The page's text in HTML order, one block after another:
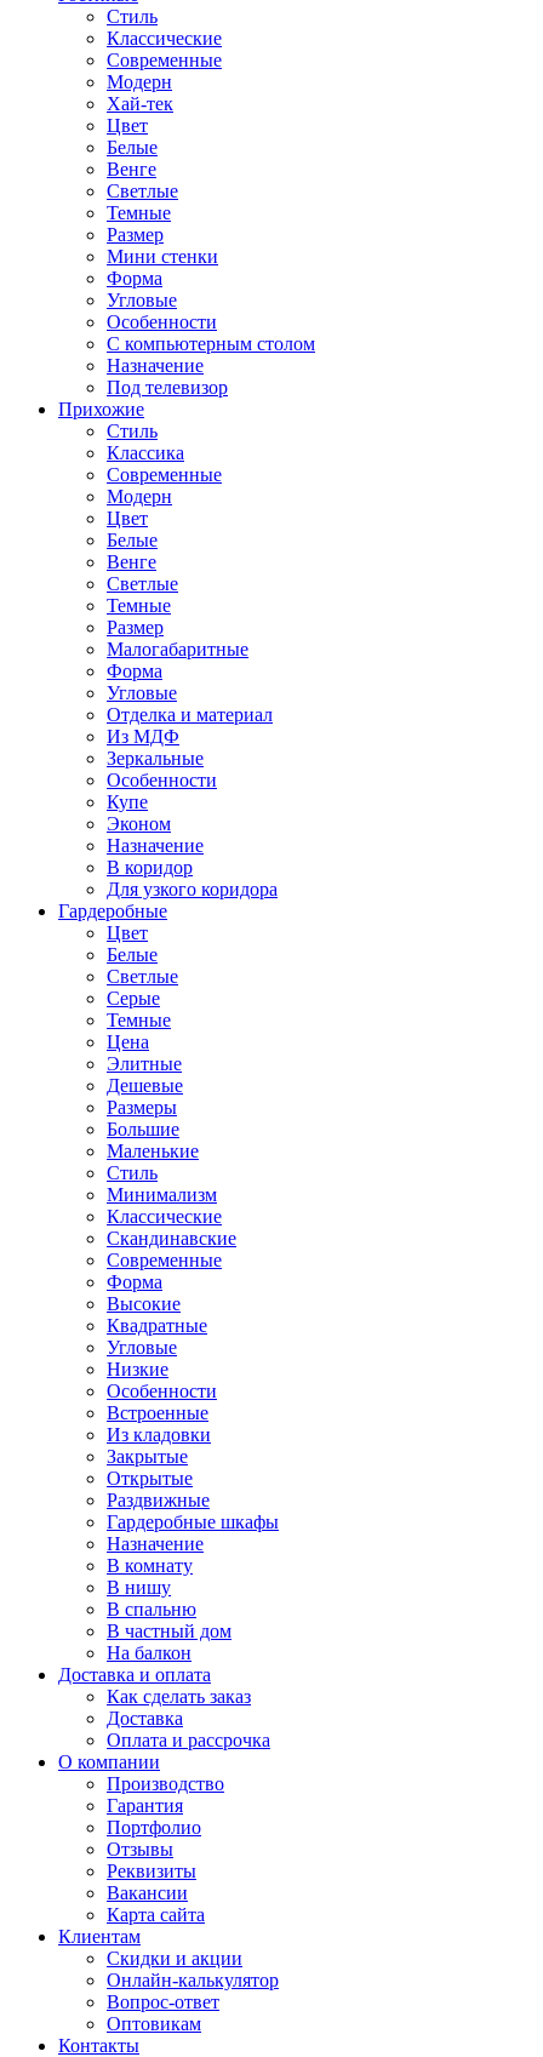
Стиль
Классические
Современные
Модерн
Хай-тек
Цвет
Белые
Венге
Светлые
Темные
Размер
Мини стенки
Форма
Угловые
Особенности
С компьютерным столом
Назначение
Под телевизор
Прихожие
Стиль
Классика
Современные
Модерн
Цвет
Белые
Венге
Светлые
Темные
Размер
Малогабаритные
Форма
Угловые
Отделка и материал
Из МДФ
Зеркальные
Особенности
Купе
Эконом
Назначение
В коридор
Для узкого коридора
Гардеробные
Цвет
Белые
Светлые
Серые
Темные
Цена
Элитные
Дешевые
Размеры
Большие
Маленькие
Стиль
Минимализм
Классические
Скандинавские
Современные
Форма
Высокие
Квадратные
Угловые
Низкие
Особенности
Встроенные
Из кладовки
Закрытые
Открытые
Раздвижные
Гардеробные шкафы
Назначение
В комнату
В нишу
В спальню
В частный дом
На балкон
Доставка и оплата
Как сделать заказ
Доставка
Оплата и рассрочка
О компании
Производство
Гарантия
Портфолио
Отзывы
Реквизиты
Вакансии
Карта сайта
Клиентам
Скидки и акции
Онлайн-калькулятор
Вопрос-ответ
Оптовикам
Контакты